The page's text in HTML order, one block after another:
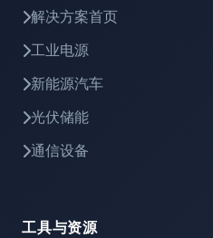
解决方案首页
工业电源
新能源汽车
光伏储能
通信设备
工具与资源